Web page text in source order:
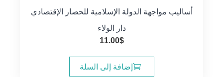
أساليب مواجهة الدولة الإسلامية للحصار الإقتصادي
دار الولاء
11.00$
إضافة إلى السلة